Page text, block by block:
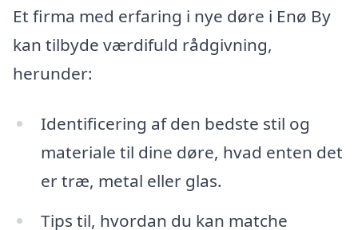
Et firma med erfaring i nye døre i Enø By
kan tilbyde værdifuld rådgivning,
herunder:
Identificering af den bedste stil og
materiale til dine døre, hvad enten det
er træ, metal eller glas.
Tips til, hvordan du kan matche